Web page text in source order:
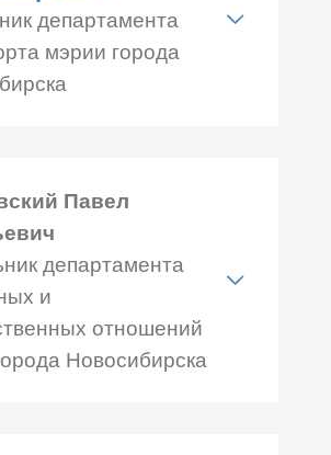
департамента
мэрии города
+7 (383) 222-08-44
Павел
департамента
и
отношений
Новосибирска